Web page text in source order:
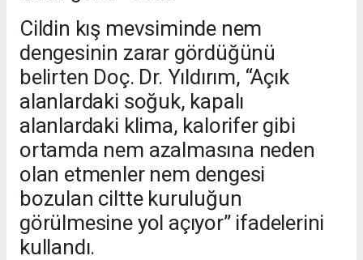
Cildin kış mevsiminde nem
dengesinin zarar gördüğünü
belirten Doç. Dr. Yıldırım, “Açık
alanlardaki soğuk, kapalı
alanlardaki klima, kalorifer gibi
ortamda nem azalmasına neden
olan etmenler nem dengesi
bozulan ciltte kuruluğun
görülmesine yol açıyor” ifadelerini
kullandı.